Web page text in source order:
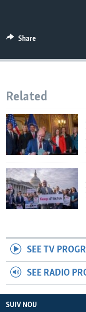
Share
Related
SEE TV
SEE RADIO
SUIV NOU